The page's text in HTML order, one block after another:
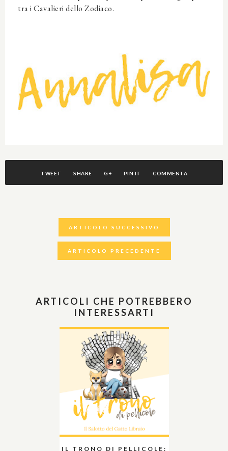
tra i Cavalieri dello Zodiaco.
TWEET SHARE G+ PIN IT COMMENTA
ARTICOLO SUCCESSIVO
ARTICOLO PRECEDENTE
ARTICOLI CHE POTREBBERO
INTERESSARTI
IL TRONO DI PELLICOLE: